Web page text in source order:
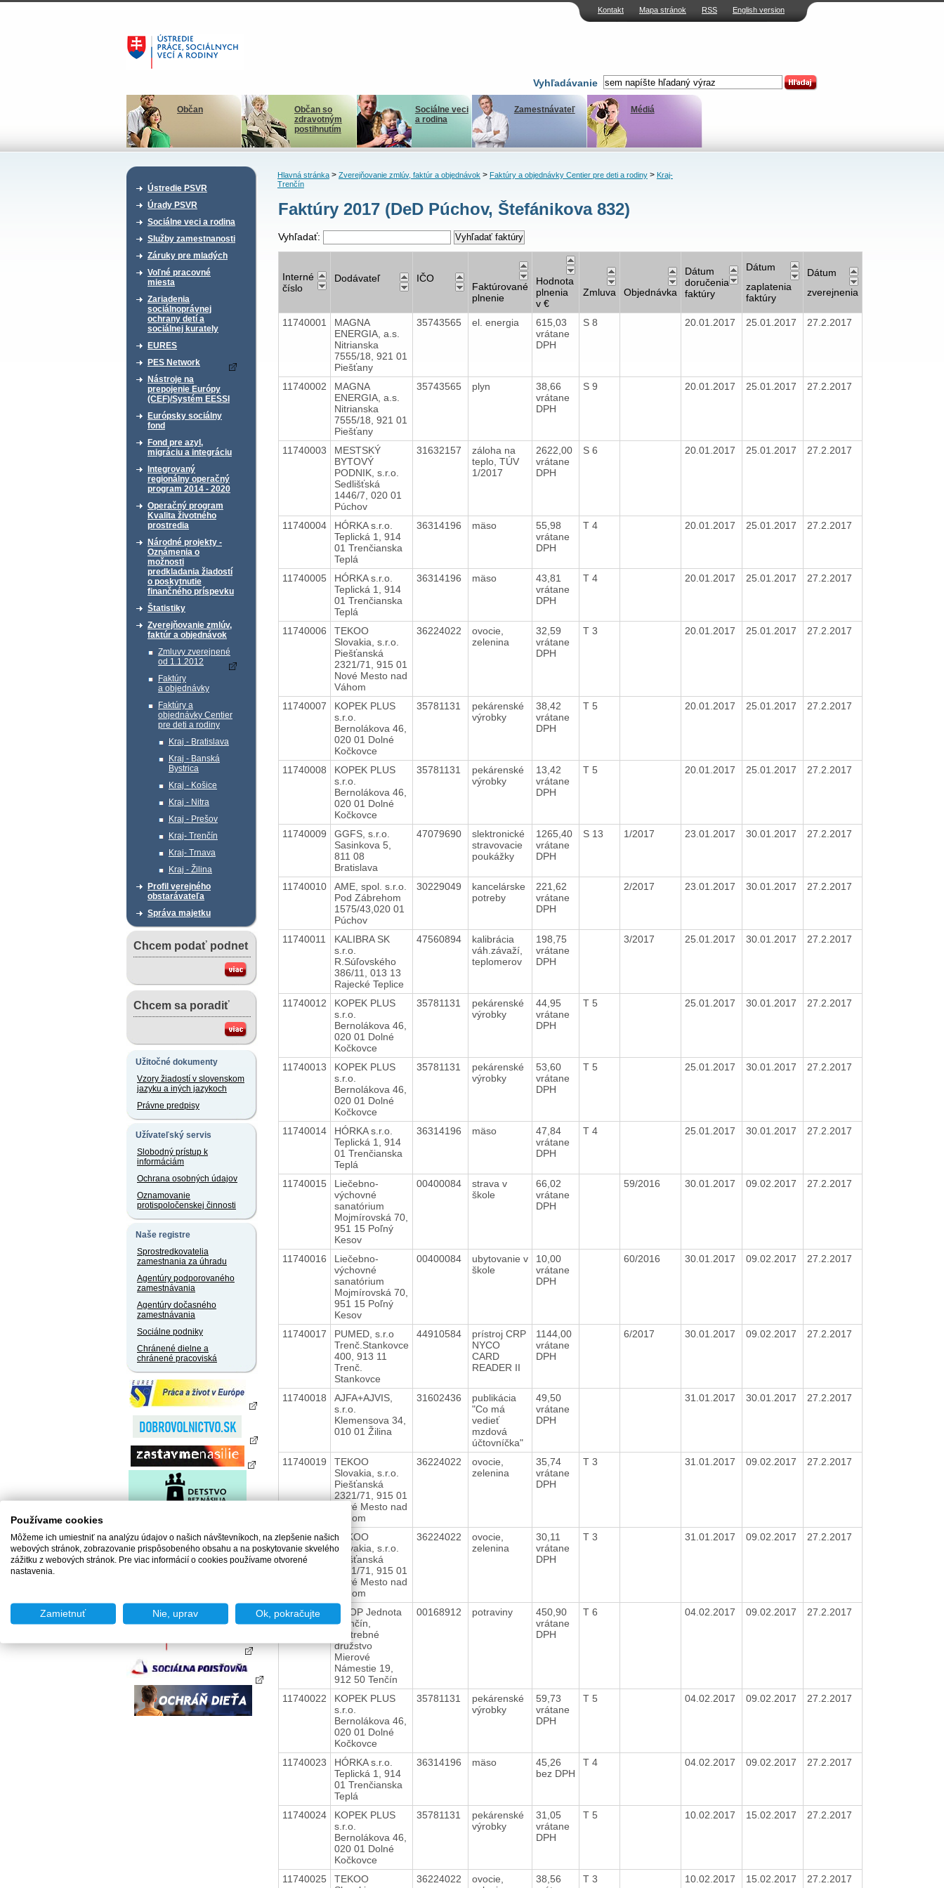
Kontakt Mapa stránok RSS English version
Vyhľadávanie
Občan
Občan so
zdravotným
postihnutím
Sociálne veci
a rodina
Zamestnávateľ Médiá
Ústredie PSVR
Úrady PSVR
Sociálne veci a rodina
Služby zamestnanosti
Záruky pre mladých
Voľné pracovné
miesta
Zariadenia
sociálnoprávnej
ochrany detí a
sociálnej kurately
EURES
PES Network
Nástroje na
prepojenie Európy
(CEF)/Systém EESSI
Európsky sociálny
fond
Fond pre azyl,
migráciu a integráciu
Integrovaný
regionálny operačný
program 2014 - 2020
Operačný program
Kvalita životného
prostredia
Národné projekty -
Oznámenia o
možnosti
predkladania žiadostí
o poskytnutie
finančného príspevku
Štatistiky
Zverejňovanie zmlúv,
faktúr a objednávok
Zmluvy zverejnené
od 1.1.2012
Faktúry
a objednávky
Faktúry a
objednávky Centier
pre deti a rodiny
Kraj - Bratislava
Kraj - Banská
Bystrica
Kraj - Košice
Kraj - Nitra
Kraj - Prešov
Kraj- Trenčín
Kraj- Trnava
Kraj - Žilina
Profil verejného
obstarávateľa
Správa majetku
Chcem podať podnet
Chcem sa poradiť
Užitočné dokumenty
Vzory žiadostí v slovenskom
jazyku a iných jazykoch
Právne predpisy
Užívateľský servis
Slobodný prístup k
informáciám
Ochrana osobných údajov
Oznamovanie
protispoločenskej činnosti
Naše registre
Sprostredkovatelia
zamestnania za úhradu
Agentúry podporovaného
zamestnávania
Agentúry dočasného
zamestnávania
Sociálne podniky
Chránené dielne a
chránené pracoviská
Hlavná stránka> Zverejňovanie zmlúv, faktúr a objednávok> Faktúry a objednávky Centier pre deti a rodiny> Kraj-
Trenčín
Faktúry 2017 (DeD Púchov, Štefánikova 832)
Vyhľadať:
Interné
číslo
Dodávateľ IČO
Faktúrované
plnenie
Hodnota
plnenia
v €
Zmluva Objednávka
Dátum
doručenia
faktúry
Dátum
zaplatenia
faktúry
Dátum
zverejnenia
11740001
MAGNA
ENERGIA, a.s.
Nitrianska
7555/18, 921 01
Piešťany
35743565 el. energia
615,03
vrátane
DPH
S 8 20.01.2017 25.01.2017 27.2.2017
11740002
MAGNA
ENERGIA, a.s.
Nitrianska
7555/18, 921 01
Piešťany
35743565 plyn
38,66
vrátane
DPH
S 9 20.01.2017 25.01.2017 27.2.2017
11740003
MESTSKÝ
BYTOVÝ
PODNIK, s.r.o.
Sedlišťská
1446/7, 020 01
Púchov
31632157
záloha na
teplo, TÚV
1/2017
2622,00
vrátane
DPH
S 6 20.01.2017 25.01.2017 27.2.2017
11740004
HÓRKA s.r.o.
Teplická 1, 914
01 Trenčianska
Teplá
36314196 mäso
55,98
vrátane
DPH
T 4 20.01.2017 25.01.2017 27.2.2017
11740005
HÓRKA s.r.o.
Teplická 1, 914
01 Trenčianska
Teplá
36314196 mäso
43,81
vrátane
DPH
T 4 20.01.2017 25.01.2017 27.2.2017
11740006
TEKOO
Slovakia, s.r.o.
Piešťanská
2321/71, 915 01
Nové Mesto nad
Váhom
36224022
ovocie,
zelenina
32,59
vrátane
DPH
T 3 20.01.2017 25.01.2017 27.2.2017
11740007
KOPEK PLUS
s.r.o.
Bernolákova 46,
020 01 Dolné
Kočkovce
35781131
pekárenské
výrobky
38,42
vrátane
DPH
T 5 20.01.2017 25.01.2017 27.2.2017
11740008
KOPEK PLUS
s.r.o.
Bernolákova 46,
020 01 Dolné
Kočkovce
35781131
pekárenské
výrobky
13,42
vrátane
DPH
T 5 20.01.2017 25.01.2017 27.2.2017
11740009
GGFS, s.r.o.
Sasinkova 5,
811 08
Bratislava
47079690
slektronické
stravovacie
poukážky
1265,40
vrátane
DPH
S 13 1/2017 23.01.2017 30.01.2017 27.2.2017
11740010
AME, spol. s.r.o.
Pod Zábrehom
1575/43,020 01
Púchov
30229049
kancelárske
potreby
221,62
vrátane
DPH
2/2017 23.01.2017 30.01.2017 27.2.2017
11740011
KALIBRA SK
s.r.o.
R.Súľovského
386/11, 013 13
Rajecké Teplice
47560894
kalibrácia
váh.závaží,
teplomerov
198,75
vrátane
DPH
3/2017 25.01.2017 30.01.2017 27.2.2017
11740012
KOPEK PLUS
s.r.o.
Bernolákova 46,
020 01 Dolné
Kočkovce
35781131
pekárenské
výrobky
44,95
vrátane
DPH
T 5 25.01.2017 30.01.2017 27.2.2017
11740013
KOPEK PLUS
s.r.o.
Bernolákova 46,
020 01 Dolné
Kočkovce
35781131
pekárenské
výrobky
53,60
vrátane
DPH
T 5 25.01.2017 30.01.2017 27.2.2017
11740014
HÓRKA s.r.o.
Teplická 1, 914
01 Trenčianska
Teplá
36314196 mäso
47,84
vrátane
DPH
T 4 25.01.2017 30.01.2017 27.2.2017
11740015
Liečebno-
výchovné
sanatórium
Mojmírovská 70,
951 15 Poľný
Kesov
00400084
strava v
škole
66,02
vrátane
DPH
59/2016 30.01.2017 09.02.2017 27.2.2017
11740016
Liečebno-
výchovné
sanatórium
Mojmírovská 70,
951 15 Poľný
Kesov
00400084
ubytovanie v
škole
10,00
vrátane
DPH
60/2016 30.01.2017 09.02.2017 27.2.2017
11740017
PUMED, s.r.o
Trenč.Stankovce
400, 913 11
Trenč.
Stankovce
44910584
prístroj CRP
NYCO
CARD
READER II
1144,00
vrátane
DPH
6/2017 30.01.2017 09.02.2017 27.2.2017
11740018
AJFA+AJVIS,
s.r.o.
Klemensova 34,
010 01 Žilina
31602436
publikácia
"Co má
vedieť
mzdová
účtovníčka"
49,50
vrátane
DPH
31.01.2017 30.01.2017 27.2.2017
11740019
TEKOO
Slovakia, s.r.o.
Piešťanská
2321/71, 915 01
Nové Mesto nad
Váhom
36224022
ovocie,
zelenina
35,74
vrátane
DPH
T 3 31.01.2017 09.02.2017 27.2.2017
11740020
TEKOO
Slovakia, s.r.o.
Piešťanská
2321/71, 915 01
Nové Mesto nad
Váhom
36224022
ovocie,
zelenina
30,11
vrátane
DPH
T 3 31.01.2017 09.02.2017 27.2.2017
11740021
COOP Jednota
Trenčín,
spotrebné
družstvo
Mierové
Námestie 19,
912 50 Tenčín
00168912 potraviny
450,90
vrátane
DPH
T 6 04.02.2017 09.02.2017 27.2.2017
11740022
KOPEK PLUS
s.r.o.
Bernolákova 46,
020 01 Dolné
Kočkovce
35781131
pekárenské
výrobky
59,73
vrátane
DPH
T 5 04.02.2017 09.02.2017 27.2.2017
11740023
HÓRKA s.r.o.
Teplická 1, 914
01 Trenčianska
Teplá
36314196 mäso
45,26
bez DPH
T 4 04.02.2017 09.02.2017 27.2.2017
11740024
KOPEK PLUS
s.r.o.
Bernolákova 46,
020 01 Dolné
Kočkovce
35781131
pekárenské
výrobky
31,05
vrátane
DPH
T 5 10.02.2017 15.02.2017 27.2.2017
11740025
TEKOO
36224022
ovocie,
38,56
T 3 10.02.2017 15.02.2017 27.2.2017
Používame cookies
Môžeme ich umiestniť na analýzu údajov o našich návštevníkoch, na zlepšenie našich
webových stránok, zobrazovanie prispôsobeného obsahu a na poskytovanie skvelého
zážitku z webových stránok. Pre viac informácií o cookies používame otvorené
nastavenia.
Zamietnuť Nie, uprav Ok, pokračujte